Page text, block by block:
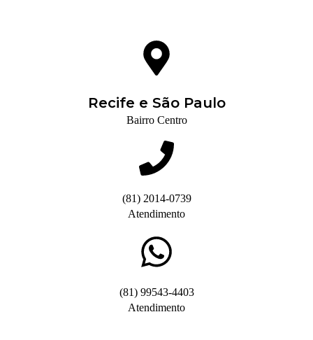
Recife e São Paulo
Bairro Centro
(81) 2014-0739
Atendimento
(81) 99543-4403
Atendimento